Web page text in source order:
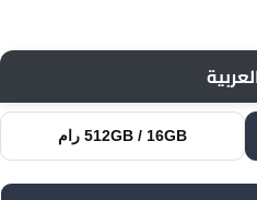
512GB / 16GB رام